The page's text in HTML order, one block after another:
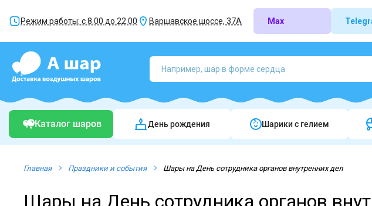
Режим работы: с 8.00 до 22.00 Варшавское шоссе, 37А Max
Каталог шаров День рождения Шарики c гелием
Главная Праздники и события Шары на День сотрудника органов внутренних дел
Шары на День сотрудника органов